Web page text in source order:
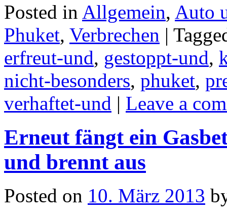
Posted in Allgemein, Auto
Phuket, Verbrechen |
erfreut-und, gestoppt-und,
nicht-besonders, phuket,
verhaftet-und | Leave a
Erneut fängt ein
und brennt aus
Posted on 10. März 2013